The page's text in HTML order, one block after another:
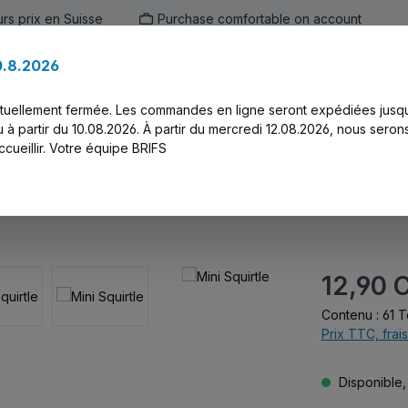
prix en Suisse Purchase comfortable on account
Prix régulier :
12,90
Contenu : 61
Prix TTC,
fermée. Les commandes en ligne seront expédiées
à partir du 10.08.2026. À partir du mercredi 12.08.2026, nous
Votre équipe BRIFS